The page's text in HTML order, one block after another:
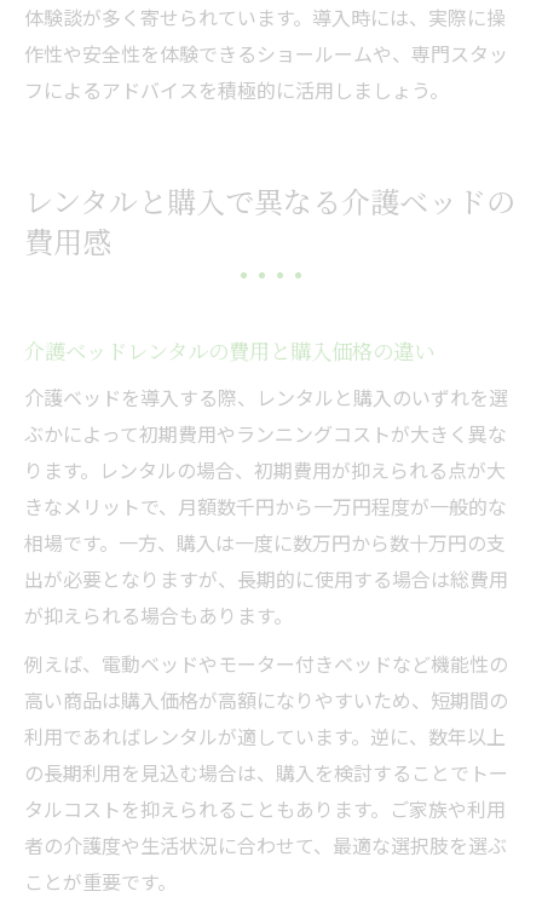
体験談が多く寄せられています。導入時には、実際に操
作性や安全性を体験できるショールームや、専門スタッ
フによるアドバイスを積極的に活用しましょう。
レンタルと購入で異なる介護ベッドの
費用感
介護ベッドレンタルの費用と購入価格の違い
介護ベッドを導入する際、レンタルと購入のいずれを選
ぶかによって初期費用やランニングコストが大きく異な
ります。レンタルの場合、初期費用が抑えられる点が大
きなメリットで、月額数千円から一万円程度が一般的な
相場です。一方、購入は一度に数万円から数十万円の支
出が必要となりますが、長期的に使用する場合は総費用
が抑えられる場合もあります。
例えば、電動ベッドやモーター付きベッドなど機能性の
高い商品は購入価格が高額になりやすいため、短期間の
利用であればレンタルが適しています。逆に、数年以上
の長期利用を見込む場合は、購入を検討することでトー
タルコストを抑えられることもあります。ご家族や利用
者の介護度や生活状況に合わせて、最適な選択肢を選ぶ
ことが重要です。